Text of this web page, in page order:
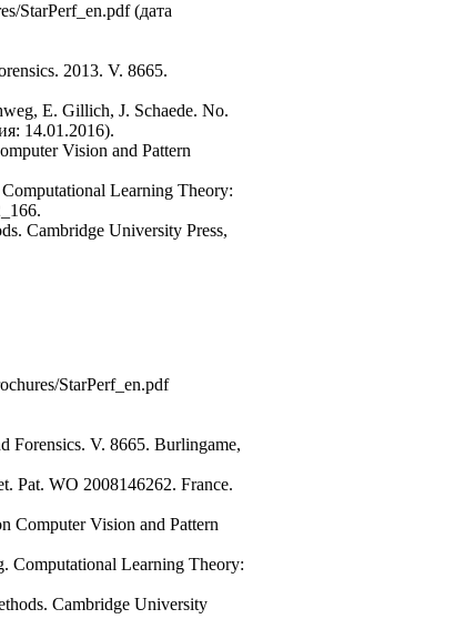
StarPerf_en.pdf (дата
2013. V. 8665.
E. Gillich, J. Schaede. No.
14.01.2016).
Vision and Pattern
Learning Theory:
Cambridge University Press,
StarPerf_en.pdf
Forensics. V. 8665. Burlingame,
Pat. WO 2008146262. France.
Computer Vision and Pattern
Computational Learning Theory:
Cambridge University